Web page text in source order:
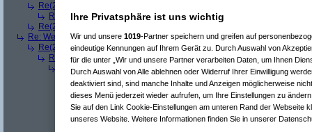
Re(2): Welches ETWAS hab ihr bekommen..
Re(3): Welches ETWAS hab ihr bekommen..(monster23
Re(2): Welches ETWAS hab ihr bekommen..
Re: Welches ETWAS hab ihr bekommen..(Diallam 23.12.2008, 09:01:20)
Re(2): Welches ETWAS hab ihr bekommen..( ddrobescham
Re(3): Welches ETWAS hab ihr bekommen..(q.e.d.am 23.12.2008,
Re(4): Welches ETWAS hab ihr bekommen..(Games2Game am
Re(5): Welches ETWAS hab ihr bekommen..
ddrobesch am
Re(6): Welches ETWAS hab ihr bekommen..(q.e.d. am
Re(5): Welches ETWAS hab ihr bekommen..(q.e.d.am
Re(6): Welches ETWAS hab ihr bekommen..(Games2Game
Re(7): Welches ETWAS hab ihr bekommen..(q.e.d.am
Ihre Privatsphäre ist uns wichtig
Wir und unsere 1019-Partner speichern und greifen auf
eindeutige Kennungen auf Ihrem Gerät zu. Durch Auswahl von
für die unter „Wir und unsere Partner verarbeiten Daten, um Ihnen
Durch Auswahl von Alle ablehnen oder Widerruf Ihrer Einwilligung
deaktiviert sind, sind manche Inhalte und Anzeigen möglicherweise
dieses Menü jederzeit wieder aufrufen, um Ihre Einstellungen zu
Sie auf den Link Cookie-Einstellungen am unteren Rand der Webseite
unseres Website. Weitere Informationen finden Sie in unserer